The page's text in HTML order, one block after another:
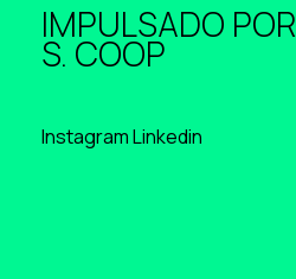
IMPULSADO POR
S. COOP
InstagramLinkedin